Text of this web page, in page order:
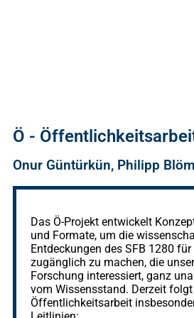
Ö -
Onur Güntürkün, Philipp
Das Ö-Projekt entwickelt
und Formate, um die
Entdeckungen des SFB 1280 für
zugänglich zu machen, die
Forschung interessiert, ganz
vom Wissensstand. Derzeit
Öffentlichkeitsarbeit